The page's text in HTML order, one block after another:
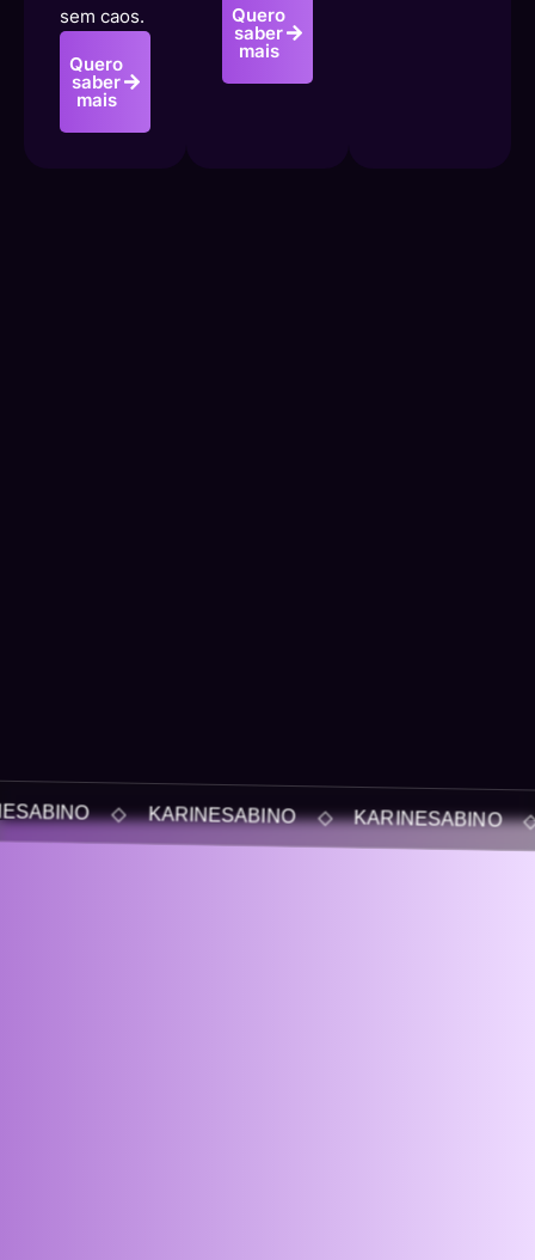
sem caos.
Quero
saber
mais
Quero
saber
mais
romantização, feito para quem quer profissionalizar
a gestão da sua agência e sair do modo improviso.
KARINESABINO ◇ KARINESABINO ◇